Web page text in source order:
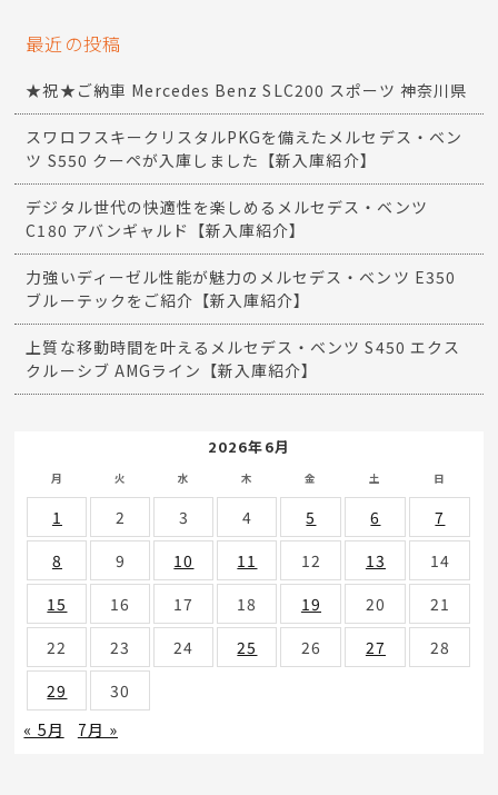
最近の投稿
★祝★ご納車 Mercedes Benz SLC200 スポーツ 神奈川県
スワロフスキークリスタルPKGを備えたメルセデス・ベン
ツ S550 クーペが入庫しました【新入庫紹介】
デジタル世代の快適性を楽しめるメルセデス・ベンツ
C180 アバンギャルド【新入庫紹介】
力強いディーゼル性能が魅力のメルセデス・ベンツ E350
ブルーテックをご紹介【新入庫紹介】
上質な移動時間を叶えるメルセデス・ベンツ S450 エクス
クルーシブ AMGライン【新入庫紹介】
2026年6月
月 火 水 木 金 土 日
1 2 3 4 5 6
7
8
9 10 11 12 13
14
15
16 17 18 19 20
21
22
23 24 25 26 27
28
29
30
« 5月
7月 »